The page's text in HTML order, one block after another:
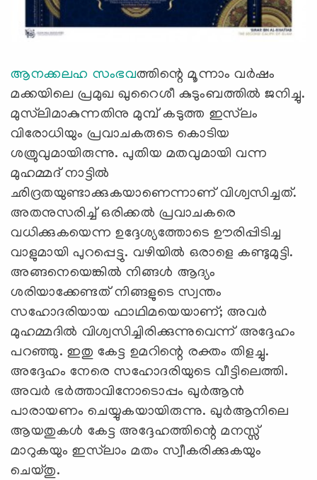
ആനക്കലഹ സംഭവത്തിന്റെ മൂന്നാം വര്‍ഷം
മക്കയിലെ പ്രമുഖ ഖുറൈശീ കുടുംബത്തില്‍ ജനിച്ചു.
മുസ്‌ലിമാകുന്നതിനു മുമ്പ് കടുത്ത ഇസ്‌ലം
വിരോധിയും പ്രവാചകരുടെ കൊടിയ
ശത്രുവുമായിരുന്നു. പുതിയ മതവുമായി വന്ന
മുഹമ്മദ് നാട്ടില്‍
ഛിദ്രതയുണ്ടാക്കുകയാണെന്നാണ് വിശ്വസിച്ചത്.
അതനുസരിച്ച് ഒരിക്കല്‍ പ്രവാചകരെ
വധിക്കുകയെന്ന ഉദ്ദേശ്യത്തോടെ ഊരിപ്പിടിച്ച
വാളുമായി പുറപ്പെട്ടു. വഴിയില്‍ ഒരാളെ കണ്ടുമുട്ടി.
അങ്ങനെയെങ്കില്‍ നിങ്ങള്‍ ആദ്യം
ശരിയാക്കേണ്ടത് നിങ്ങളുടെ സ്വന്തം
സഹോദരിയായ ഫാഥിമയെയാണ്; അവര്‍
മുഹമ്മദില്‍ വിശ്വസിച്ചിരിക്കുന്നുവെന്ന് അദ്ദേഹം
പറഞ്ഞു. ഇതു കേട്ട ഉമറിന്റെ രക്തം തിളച്ചു.
അദ്ദേഹം നേരെ സഹോദരിയുടെ വീട്ടിലെത്തി.
അവര്‍ ഭര്‍ത്താവിനോടൊപ്പം ഖുര്‍ആന്‍
പാരായണം ചെയ്യുകയായിരുന്നു. ഖുര്‍ആനിലെ
ആയതുകള്‍ കേട്ട അദ്ദേഹത്തിന്റെ മനസ്സ്
മാറുകയും ഇസ്‌ലാം മതം സ്വീകരിക്കുകയും
ചെയ്തു.